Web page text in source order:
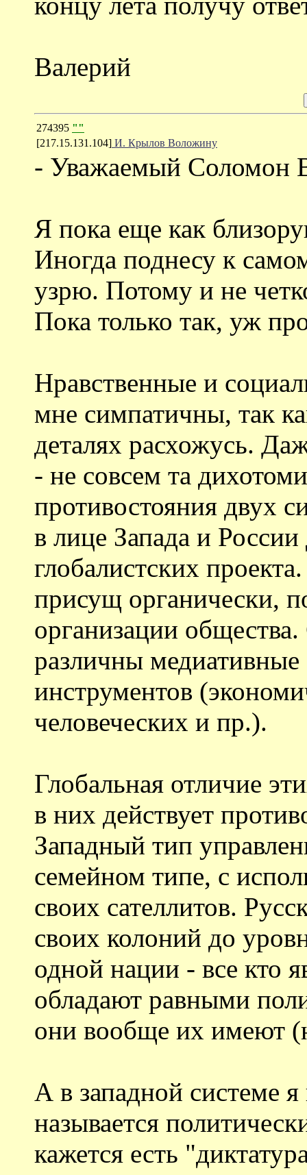
Валерий
274395 ""
[217.15.131.104] И. Крылов Воложину
- Уважаемый Соломон
Я пока еще как
Иногда поднесу к
узрю. Потому и не
Пока только так, уж
Нравственные и
мне симпатичны, так
деталях расхожусь.
- не совсем та
противостояния двух
в лице Запада и
глобалистских
присущ органически,
организации
различны медиативные
инструментов
человеческих и пр.).
Глобальная отличие
в них действует
Западный тип
семейном типе, с
своих сателлитов.
своих колоний до
одной нации - все кто
обладают равными
они вообще их имеют
А в западной системе
называется
кажется есть